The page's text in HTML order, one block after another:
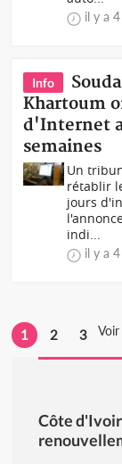
il y a
Info
Khartoum
d'Internet
semaines
Un
rétablir
jours
indi...
il y a
1 2 3
Côte